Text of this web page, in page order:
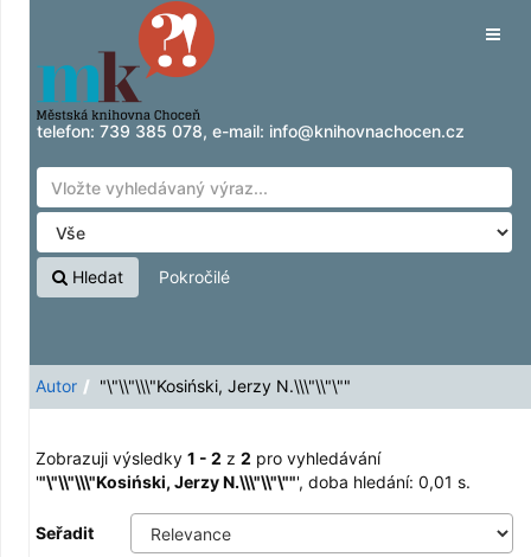
Zobrazuji výsledky1 - 2z
Jerzy N.\\\"\\"\""'
Přeskočit na obsah
telefon: 739 385 078, e-mail: info@knihovnachocen.cz
Hledat Pokročilé
Autor "\"\\"\\\"Kosiński, Jerzy N.\\\"\\"\""
Zobrazuji výsledky 1 - 2 z 2 pro vyhledávání
'"\"\\"\\\"Kosiński, Jerzy N.\\\"\\"\""', doba hledání: 0,01 s.
Seřadit